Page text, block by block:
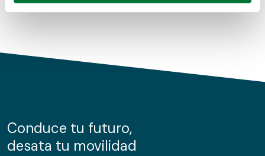
Obtenga más información sobre cómo se procesan sus
de cookies.
información sobre el uso que haga del sitio web con
nuestros partners de redes sociales, publicidad y análisis
Conduce tu futuro,
desata tu movilidad